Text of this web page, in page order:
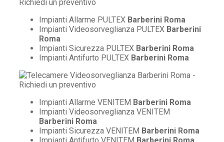
Impianti Allarme PULTEX Barberini Roma
Impianti Videosorveglianza PULTEX Barberini
Roma
Impianti Sicurezza PULTEX Barberini Roma
Impianti Antifurto PULTEX Barberini Roma
Impianti Allarme VENITEM Barberini Roma
Impianti Videosorveglianza VENITEM
Barberini Roma
Impianti Sicurezza VENITEM Barberini Roma